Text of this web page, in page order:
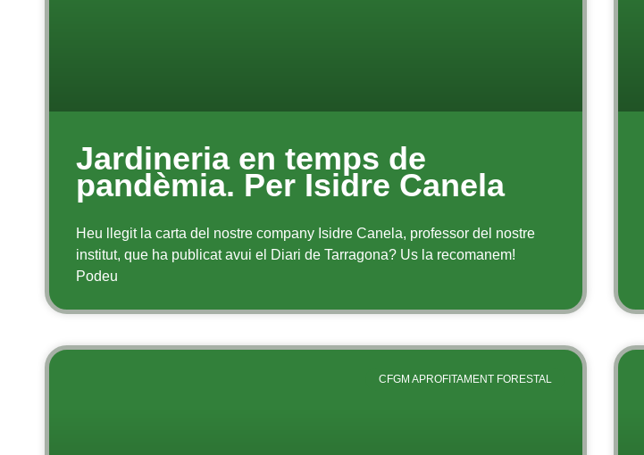
Jardineria en temps de
pandèmia. Per Isidre Canela
Heu llegit la carta del nostre company Isidre Canela, professor del nostre
institut, que ha publicat avui el Diari de Tarragona? Us la recomanem!
Podeu
CFGM APROFITAMENT FORESTAL